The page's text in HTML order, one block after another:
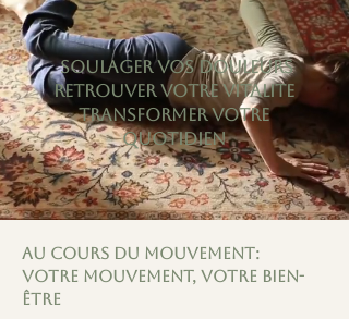
SOULAGER VOS DOULEURS
RETROUVER VOTRE VITALITE
TRANSFORMER VOTRE
QUOTIDIEN
Au cours du mouvement:
Votre mouvement, votre bien-
être